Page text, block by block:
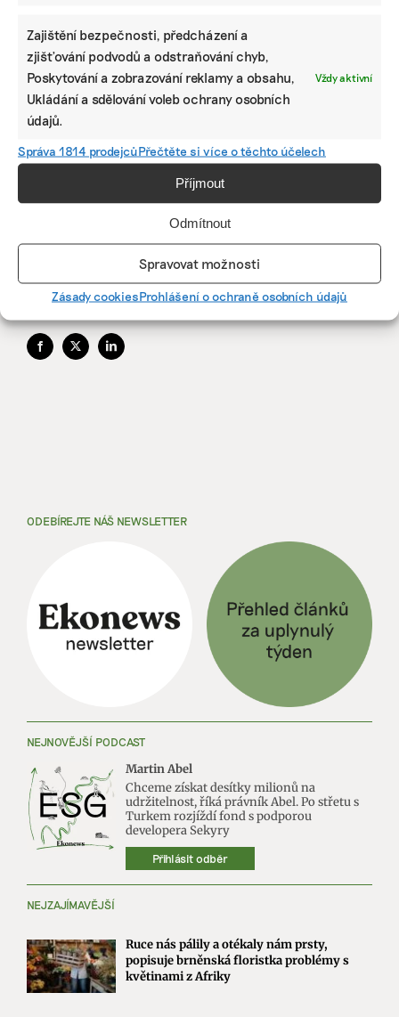
Zajištění bezpečnosti, předcházení a
zjišťování podvodů a odstraňování chyb,
Poskytování a zobrazování reklamy a obsahu,
Ukládání a sdělování voleb ochrany osobních
údajů.
Vždy aktivní
Správa 1814 prodejcůPřečtěte si více o těchto účelech
Příjmout
Odmítnout
Spravovat možnosti
Zásady cookiesProhlášení o ochraně osobních údajů
pro dospělé, tak děti.
Zdroj: Zámek Loučeň
která je k dispozici na adrese
http://www.protext.cz.
Facebook
X LinkedIn
ODEBÍREJTE NÁŠ NEWSLETTER
NEJNOVĚJŠÍ PODCAST
Martin Abel
Chceme získat desítky milionů na
udržitelnost, říká právník Abel. Po střetu s
Turkem rozjíždí fond s podporou
developera Sekyry
Přihlásit odběr
NEJZAJÍMAVĚJŠÍ
Ruce nás pálily a otékaly nám prsty,
popisuje brněnská floristka problémy s
květinami z Afriky